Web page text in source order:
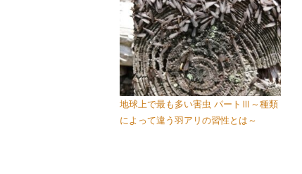
地球上で最も多い害虫 パートⅢ～種類
によって違う羽アリの習性とは～